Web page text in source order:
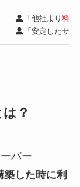
「他社より料金
「安定したサ
？
バー
した時に利